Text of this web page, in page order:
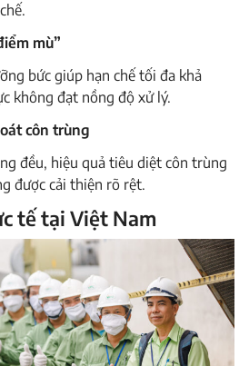
mù”
bức giúp hạn chế tối đa khả
không đạt nồng độ xử lý.
côn trùng
đều, hiệu quả tiêu diệt côn trùng
được cải thiện rõ rệt.
tế tại Việt Nam